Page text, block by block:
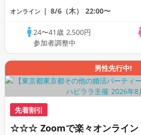
素敵な恋人見つけたい♪ ♪☆カジ
行あり♪♪
オンライン 8/6（木） 22:00〜
24〜41歳 2,500円
参加者調整中
男性先行中!
先着割引
☆☆☆ Zoomで楽々オンライン